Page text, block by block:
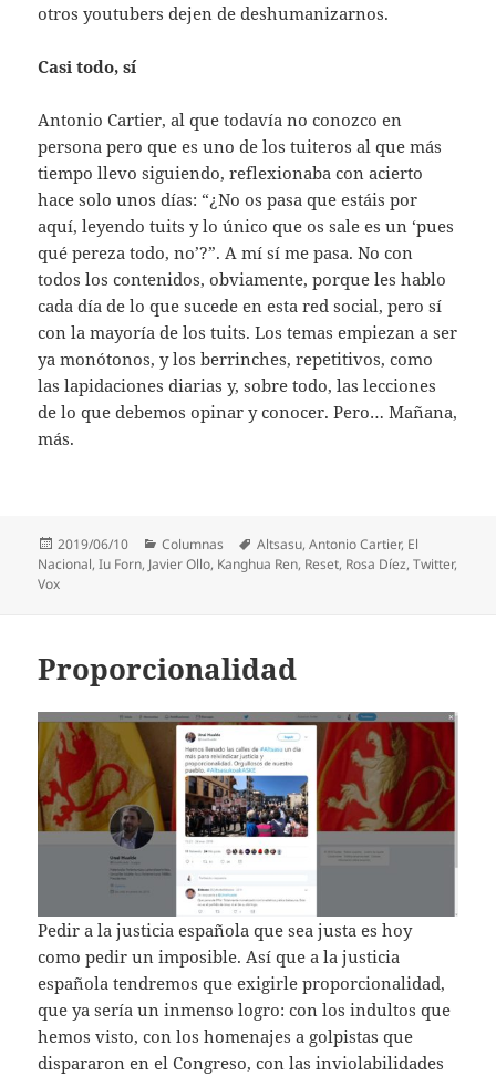
otros youtubers dejen de deshumanizarnos.
Casi todo, sí
Antonio Cartier, al que todavía no conozco en
persona pero que es uno de los tuiteros al que más
tiempo llevo siguiendo, reflexionaba con acierto
hace solo unos días: “¿No os pasa que estáis por
aquí, leyendo tuits y lo único que os sale es un ‘pues
qué pereza todo, no’?”. A mí sí me pasa. No con
todos los contenidos, obviamente, porque les hablo
cada día de lo que sucede en esta red social, pero sí
con la mayoría de los tuits. Los temas empiezan a ser
ya monótonos, y los berrinches, repetitivos, como
las lapidaciones diarias y, sobre todo, las lecciones
de lo que debemos opinar y conocer. Pero… Mañana,
más.
Publicado
el
2019/06/10 Categorías
Columnas Etiquetas
Altsasu,Antonio Cartier, El
Nacional,Iu Forn, Javier Ollo, Kanghua Ren, Reset, Rosa Díez,Twitter,
Vox
Proporcionalidad
Pedir a la justicia española que sea justa es hoy
como pedir un imposible. Así que a la justicia
española tendremos que exigirle proporcionalidad,
que ya sería un inmenso logro: con los indultos que
hemos visto, con los homenajes a golpistas que
dispararon en el Congreso, con las inviolabilidades